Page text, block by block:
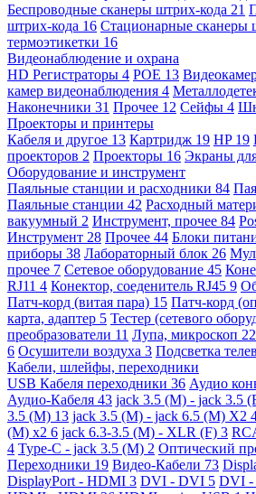
Беспроводные сканеры штрих-кода 21
штрих-кода 16 Стационарные сканеры
термоэтикетки 16
Видеонаблюдение и охрана
HD Регистраторы 4 POE 13
камер видеонаблюдения 4
Наконечники 31 Прочее 12 Сейфы 4
Проекторы и принтеры
Кабеля и другое 13 Картридж 19 HP 19
проекторов 2 Проекторы 16 Экраны
Оборудование и инструмент
Паяльные станции и расходники 84
Паяльные станции 42 Расходный
вакуумный 2 Инструмент, прочее 84
Инструмент 28 Прочее 44 Блоки
приборы 38 Лабораторный блок 26
прочее 7 Сетевое оборудование 45
RJ11 4 Конектор, соеденитель RJ45 9
Патч-корд (витая пара) 15 Патч-корд
карта, адаптер 5 Тестер (сетевого
преобразователи 11 Лупа, микроскоп 22
6 Осушители воздуха 3 Подсветка
Кабели, шлейфы, переходники
USB Кабеля переходники 36 Аудио
Аудио-Кабеля 43 jack 3.5 (M) - jack 3.5
3.5 (M) 13 jack 3.5 (M) - jack 6.5 (M) X2
(M) x2 6 jack 6.3-3.5 (M) - XLR (F) 3
4 Type-C - jack 3.5 (M) 2 Оптический
Переходники 19 Видео-Кабели 73
DisplayPort - HDMI 3 DVI - DVI 5 DVI -